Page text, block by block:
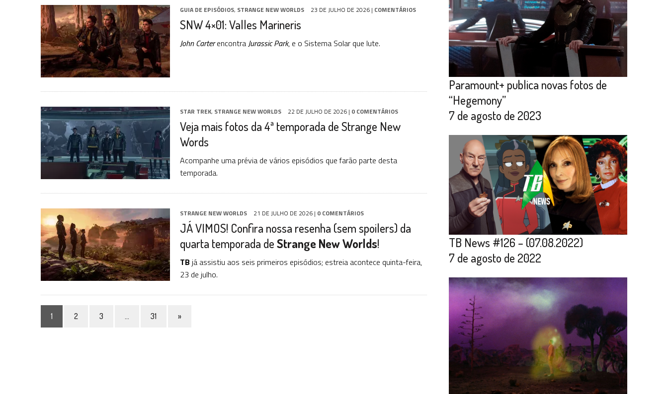
GUIA DE EPISÓDIOS, STRANGE NEW WORLDS 23 DE JULHO DE 2026 | COMENTÁRIOS
SNW 4×01: Valles Marineris
John Carterencontra Jurassic Park, e o Sistema Solar que lute.
STAR TREK, STRANGE NEW WORLDS 22 DE JULHO DE 2026 | 0 COMENTÁRIOS
Veja mais fotos da 4ª temporada de Strange New
Words
Acompanhe uma prévia de vários episódios que farão parte desta
temporada.
STRANGE NEW WORLDS 21 DE JULHO DE 2026 | 0 COMENTÁRIOS
JÁ VIMOS! Confira nossa resenha (sem spoilers) da
quarta temporada deStrange New Worlds!
TB já assistiu aos seis primeiros episódios; estreia acontece quinta-feira,
23 de julho.
1 2 3 … 31 »
Paramount+ publica novas fotos de
“Hegemony”
7 de agosto de 2023
TB News #126 – (07.08.2022)
7 de agosto de 2022